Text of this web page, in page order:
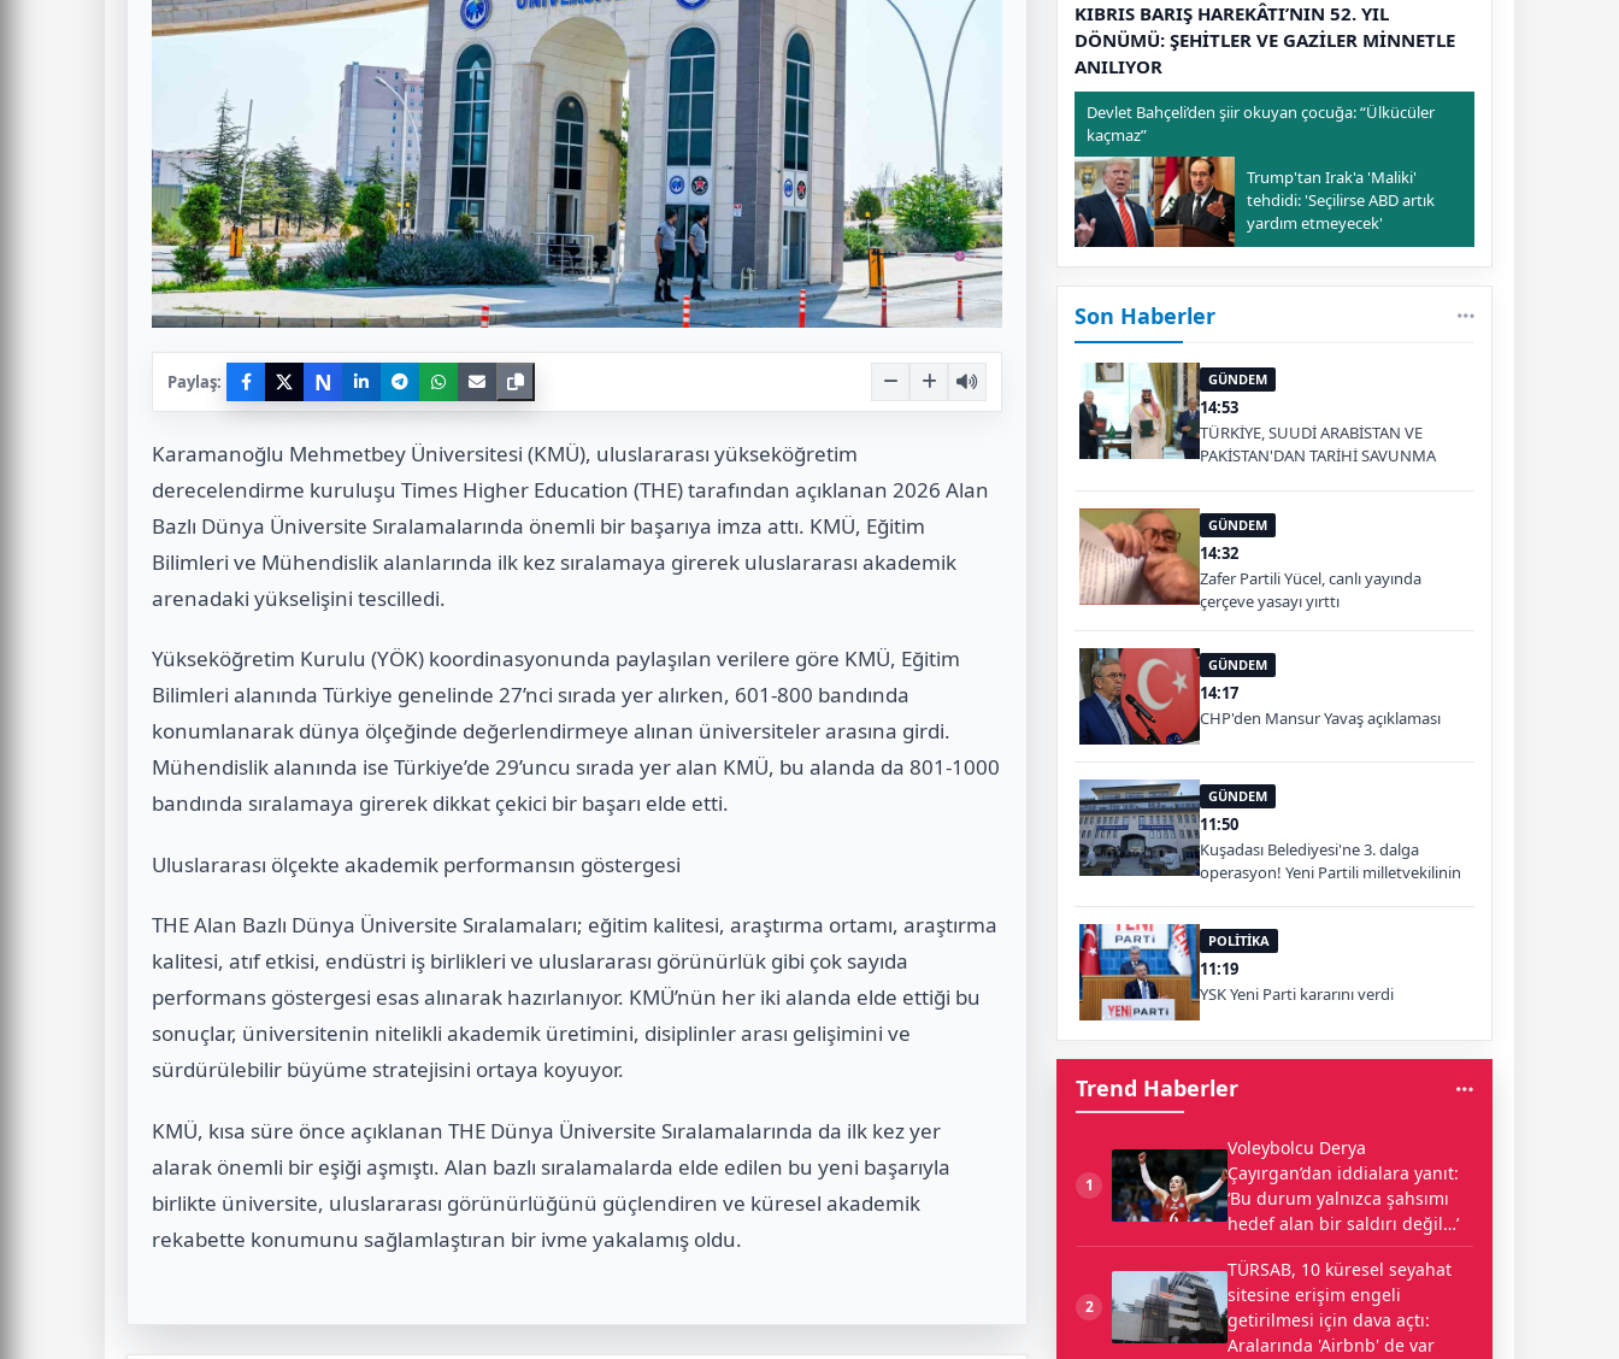
Paylaş: N
Karamanoğlu Mehmetbey Üniversitesi (KMÜ), uluslararası yükseköğretim
derecelendirme kuruluşu Times Higher Education (THE) tarafından açıklanan 2026 Alan
Bazlı Dünya Üniversite Sıralamalarında önemli bir başarıya imza attı. KMÜ, Eğitim
Bilimleri ve Mühendislik alanlarında ilk kez sıralamaya girerek uluslararası akademik
arenadaki yükselişini tescilledi.
Yükseköğretim Kurulu (YÖK) koordinasyonunda paylaşılan verilere göre KMÜ, Eğitim
Bilimleri alanında Türkiye genelinde 27’nci sırada yer alırken, 601-800 bandında
konumlanarak dünya ölçeğinde değerlendirmeye alınan üniversiteler arasına girdi.
Mühendislik alanında ise Türkiye’de 29’uncu sırada yer alan KMÜ, bu alanda da 801-1000
bandında sıralamaya girerek dikkat çekici bir başarı elde etti.
Uluslararası ölçekte akademik performansın göstergesi
THE Alan Bazlı Dünya Üniversite Sıralamaları; eğitim kalitesi, araştırma ortamı, araştırma
kalitesi, atıf etkisi, endüstri iş birlikleri ve uluslararası görünürlük gibi çok sayıda
performans göstergesi esas alınarak hazırlanıyor. KMÜ’nün her iki alanda elde ettiği bu
sonuçlar, üniversitenin nitelikli akademik üretimini, disiplinler arası gelişimini ve
sürdürülebilir büyüme stratejisini ortaya koyuyor.
KMÜ, kısa süre önce açıklanan THE Dünya Üniversite Sıralamalarında da ilk kez yer
alarak önemli bir eşiği aşmıştı. Alan bazlı sıralamalarda elde edilen bu yeni başarıyla
birlikte üniversite, uluslararası görünürlüğünü güçlendiren ve küresel akademik
rekabette konumunu sağlamlaştıran bir ivme yakalamış oldu.
KIBRIS BARIŞ HAREKÂTI’NIN 52. YIL
DÖNÜMÜ: ŞEHİTLER VE GAZİLER MİNNETLE
ANILIYOR
Devlet Bahçeli’den şiir okuyan çocuğa: “Ülkücüler
kaçmaz”
Trump'tan Irak'a 'Maliki'
tehdidi: 'Seçilirse ABD artık
yardım etmeyecek'
Son Haberler
GÜNDEM
14:53
TÜRKİYE, SUUDİ ARABİSTAN VE
PAKİSTAN'DAN TARİHİ SAVUNMA
GÜNDEM
14:32
Zafer Partili Yücel, canlı yayında
çerçeve yasayı yırttı
GÜNDEM
14:17
CHP'den Mansur Yavaş açıklaması
GÜNDEM
11:50
Kuşadası Belediyesi'ne 3. dalga
operasyon! Yeni Partili milletvekilinin
POLİTİKA
11:19
YSK Yeni Parti kararını verdi
Trend Haberler
1
Voleybolcu Derya
Çayırgan’dan iddialara yanıt:
‘Bu durum yalnızca şahsımı
hedef alan bir saldırı değil…’
2
TÜRSAB, 10 küresel seyahat
sitesine erişim engeli
getirilmesi için dava açtı:
Aralarında 'Airbnb' de var